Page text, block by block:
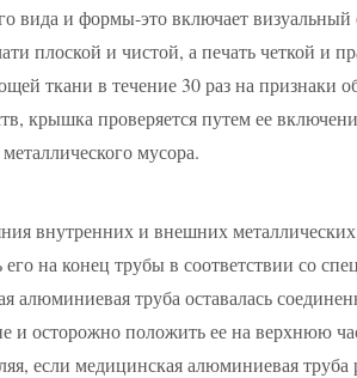
вида и формы-это включает визуальный
плоской и чистой, а печать четкой
ткани в течение 30 раз на признаки
крышка проверяется путем ее
мусора.
внутренних и внешних
на конец трубы в соответствии со
алюминиевая труба оставалась
и осторожно положить ее на верхнюю
если медицинская алюминиевая